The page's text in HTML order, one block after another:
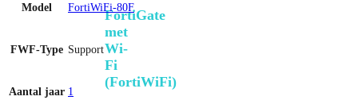
FortiGate
met
Wi-
Fi
(FortiWiFi)
Model FortiWiFi-80F
FWF-Type Support
Aantal jaar 1